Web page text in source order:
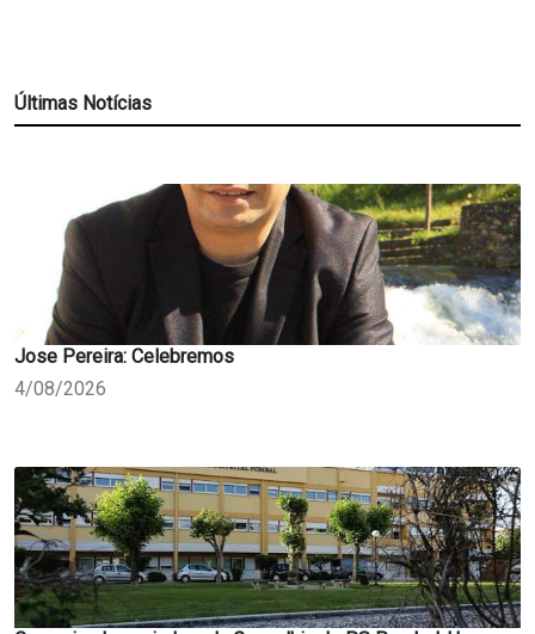
Últimas Notícias
Jose Pereira: Celebremos
4/08/2026